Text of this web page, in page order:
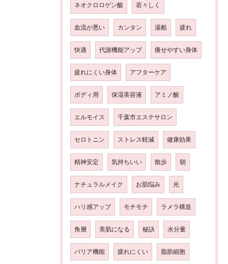
ネオクロロゲン酸 若々しく
血流が悪い カンタン 湯船 疲れ
快適 代謝機能アップ 痩せやすい身体
疲れにくい身体 アフターケア
ボディ用 保湿美容液 アミノ酸
エルモイス 千葉市エステサロン
セロトニン ストレス軽減 健康効果
精神安定 気持ちいい 散歩 朝
ナチュラルメイク お肌悩み 光
ハリ感アップ モチモチ ラメラ構造
角層 美肌になる 秘訣 水分量
バリア機能 疲れにくい 脂肪細胞